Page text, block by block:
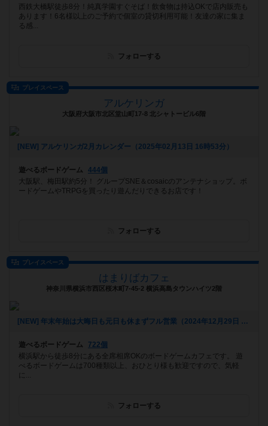
西鉄大橋駅徒歩8分！純真学園すぐそば！飲食物は持込OKで店内販売も
あります！6名様以上のご予約で個室の貸切利用可能！友達の家に集ま
る感...
フォローする
プレイスペース
アルケリンガ
大阪府大阪市北区堂山町17-8 北シャトービル6階
[NEW] アルケリンガ2月カレンダー（2025年02月13日 16時53分）
遊べるボードゲーム
444個
大阪駅、梅田駅約5分！ グループSNE＆cosaicのアンテナショップ。ボ
ードゲームやTRPGを買ったり遊んだりできるお店です！
フォローする
プレイスペース
はまりばカフェ
神奈川県横浜市西区桜木町7-45-2 横浜高島タウンハイツ2階
[NEW] 年末年始は大晦日も元日も休まずフル営業（2024年12月29日 20時19分）
遊べるボードゲーム
722個
横浜駅から徒歩8分にある全席相席OKのボードゲームカフェです。 遊
べるボードゲームは700種類以上、おひとり様も歓迎ですので、気軽
に...
フォローする